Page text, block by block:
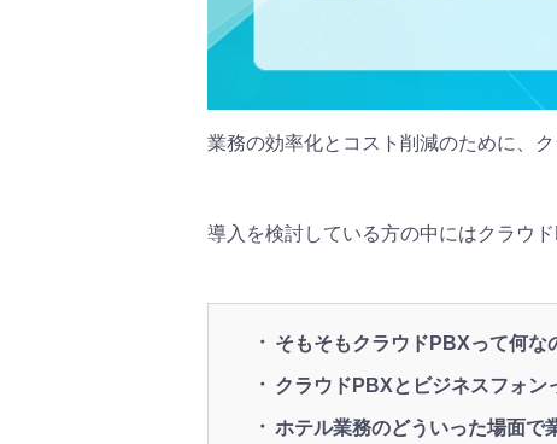
業務の効率化とコスト削減のために、
導入を検討している方の中にはクラウ
そもそもクラウドPBXって何な
クラウドPBXとビジネスフォン
ホテル業務のどういった場面で